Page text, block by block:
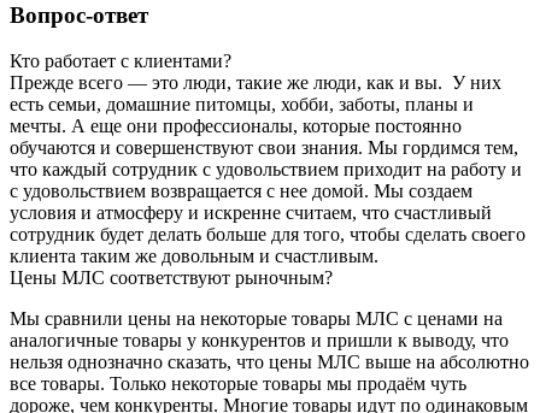
Вопрос-ответ
Кто работает с клиентами?
Прежде всего — это люди, такие же люди, как и вы. У них
есть семьи, домашние питомцы, хобби, заботы, планы и
мечты. А еще они профессионалы, которые постоянно
обучаются и совершенствуют свои знания. Мы гордимся тем,
что каждый сотрудник с удовольствием приходит на работу и
с удовольствием возвращается с нее домой. Мы создаем
условия и атмосферу и искренне считаем, что счастливый
сотрудник будет делать больше для того, чтобы сделать своего
клиента таким же довольным и счастливым.
Цены МЛС соответствуют рыночным?
Мы сравнили цены на некоторые товары МЛС с ценами на
аналогичные товары у конкурентов и пришли к выводу, что
нельзя однозначно сказать, что цены МЛС выше на абсолютно
все товары. Только некоторые товары мы продаём чуть
дороже, чем конкуренты. Многие товары идут по одинаковым